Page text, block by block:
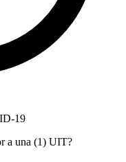
19
a una (1) UIT?